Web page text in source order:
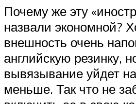
Почему же эту
назвали экономной?
внешность очень
английскую резинку,
вывязывание уйдет
меньше. Так что не